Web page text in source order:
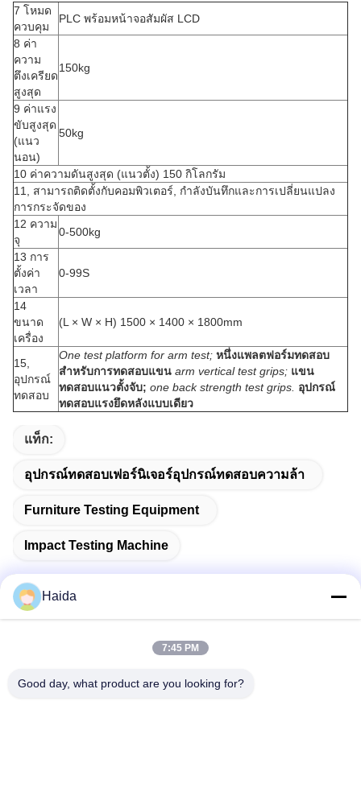
7 โหมด
ควบคุม
PLC พร้อมหน้าจอสัมผัส LCD
8 ค่า
ความ
ตึงเครียด
สูงสุด
150kg
9 ค่าแรง
ขับสูงสุด
(แนว
นอน)
50kg
10 ค่าความดันสูงสุด (แนวตั้ง) 150 กิโลกรัม
11, สามารถติดตั้งกับคอมพิวเตอร์, กำลังบันทึกและการเปลี่ยนแปลง
การกระจัดของ
12 ความ
จุ
0-500kg
13 การ
ตั้งค่า
เวลา
0-99S
14
ขนาด
เครื่อง
(L × W × H) 1500 × 1400 × 1800mm
15,
อุปกรณ์
ทดสอบ
One test platform for arm test; หนึ่งแพลตฟอร์มทดสอบ
สำหรับการทดสอบแขน arm vertical test grips; แขน
ทดสอบแนวตั้งจับ; one back strength test grips. อุปกรณ์
ทดสอบแรงยึดหลังแบบเดียว
แท็ก:
อุปกรณ์ทดสอบเฟอร์นิเจอร์อุปกรณ์ทดสอบความล้า
Furniture Testing Equipment
Impact Testing Machine
ที่อยู่
Haida
7:45 PM
Good day, what product are you looking for?